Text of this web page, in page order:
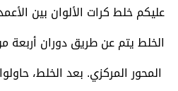
عليكم خلط كرات الألوان بين
الخلط يتم عن طريق دوران أربعة
المحور المركزي. بعد الخلط،